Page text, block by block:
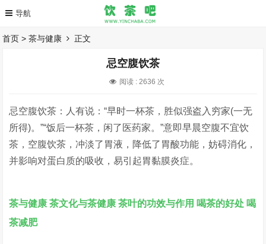
首页 >茶与健康 正文
忌空腹饮茶
阅读 :2636 次
忌空腹饮茶：人有说：“早时一杯茶，胜似强盗入穷家(一无
所得)。”“饭后一杯茶，闲了医药家。”意即早晨空腹不宜饮
茶，空腹饮茶，冲淡了胃液，降低了胃酸功能，妨碍消化，
并影响对蛋白质的吸收，易引起胃黏膜炎症。
茶与健康 茶文化与茶健康 茶叶的功效与作用 喝茶的好处 喝
茶减肥